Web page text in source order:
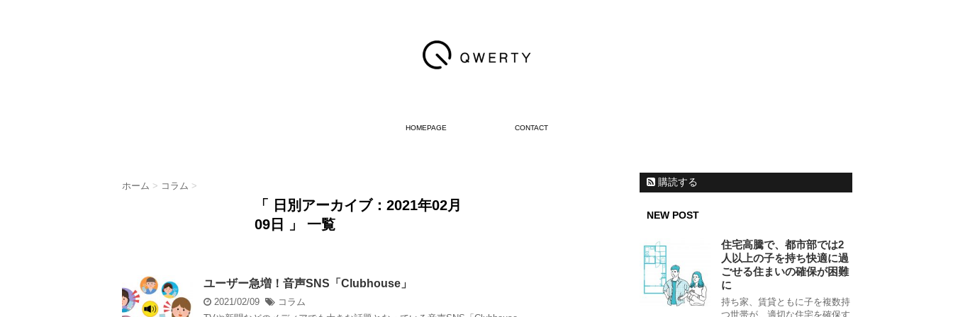
HOMEPAGE CONTACT
ホーム > コラム >
「 日別アーカイブ：2021年02月
09日 」 一覧
ユーザー急増！音声SNS「Clubhouse」
2021/02/09
コラム
購読する
NEW POST
住宅高騰で、都市部では2
人以上の子を持ち快適に過
ごせる住まいの確保が困難
に
持ち家、賃貸ともに子を複数持
つ世帯が、適切な住宅を確保す